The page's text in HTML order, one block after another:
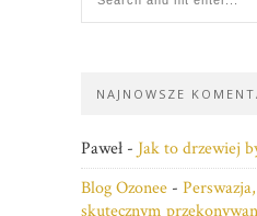
NAJNOWSZE
Paweł - Jak to drzewiej
Blog Ozonee -
skutecznym